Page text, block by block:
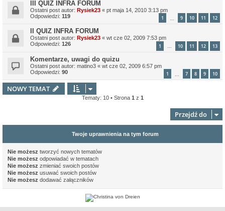
III QUIZ INFRA FORUM
Ostatni post autor: Rysiek23 « pt maja 14, 2010 3:13 pm
Odpowiedzi: 119 1 9 10 11 12
II QUIZ INFRA FORUM
Ostatni post autor: Rysiek23 « wt cze 02, 2009 7:53 pm
Odpowiedzi: 126 1 … 10 11 12 13
Komentarze, uwagi do quizu
Ostatni post autor: matino3 « wt cze 02, 2009 6:57 pm
Odpowiedzi: 90 1 7 8 9 10
NOWY TEMAT
Tematy: 10 • Strona 1z 1
Przejdź do
Twoje uprawnienia na tym forum
Nie możesz tworzyć nowych tematów
Nie możesz odpowiadać w tematach
Nie możesz zmieniać swoich postów
Nie możesz usuwać swoich postów
Nie możesz dodawać załączników